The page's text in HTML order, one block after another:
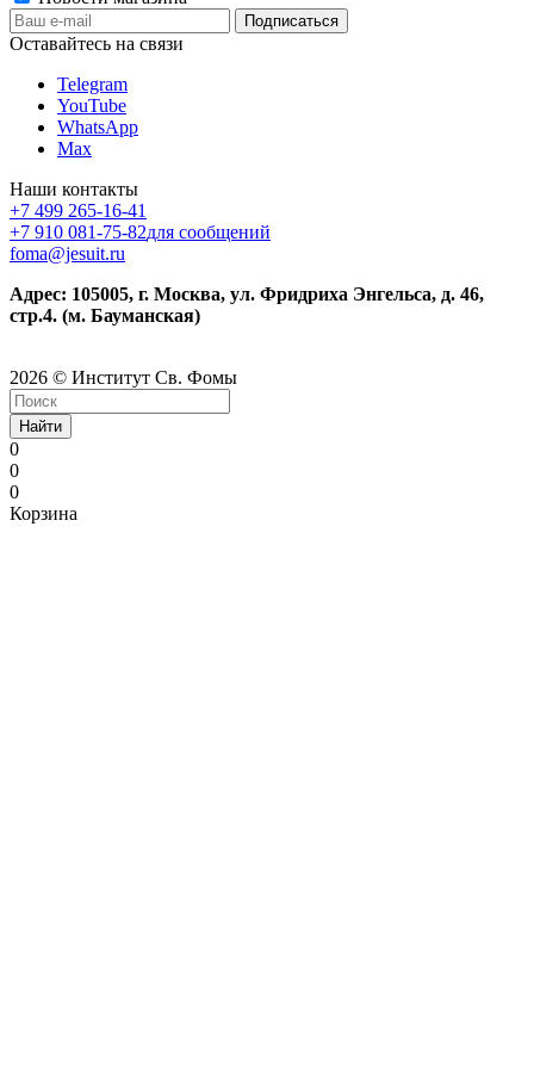
Оставайтесь на связи
Telegram
YouTube
WhatsApp
Max
Наши контакты
+7 499 265-16-41
+7 910 081-75-82для сообщений
foma@jesuit.ru
Адрес: 105005, г. Москва, ул. Фридриха Энгельса, д. 46,
стр.4. (м. Бауманская)
2026 © Институт Св. Фомы
Найти
0
0
0
Корзина